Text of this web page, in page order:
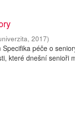
,2017)
péče o
které dnešní senioři